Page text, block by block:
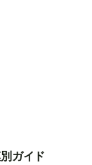
ガイド